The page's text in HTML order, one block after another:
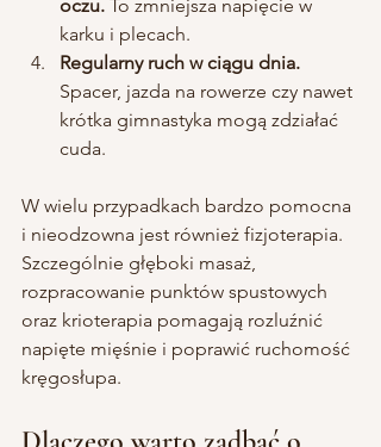
oczu. To zmniejsza napięcie w
karku i plecach.
Regularny ruch w ciągu dnia.
Spacer, jazda na rowerze czy nawet
krótka gimnastyka mogą zdziałać
cuda.
W wielu przypadkach bardzo pomocna
i nieodzowna jest również fizjoterapia.
Szczególnie głęboki masaż,
rozpracowanie punktów spustowych
oraz krioterapia pomagają rozluźnić
napięte mięśnie i poprawić ruchomość
kręgosłupa.